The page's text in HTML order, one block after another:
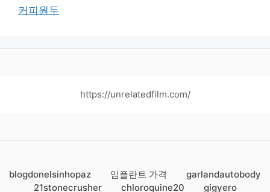
커피원두
https://unrelatedfilm.com/
blogdonelsinhopaz 임플란트 가격
garlandautobody
21stonecrusher
chloroquine20 gigyero